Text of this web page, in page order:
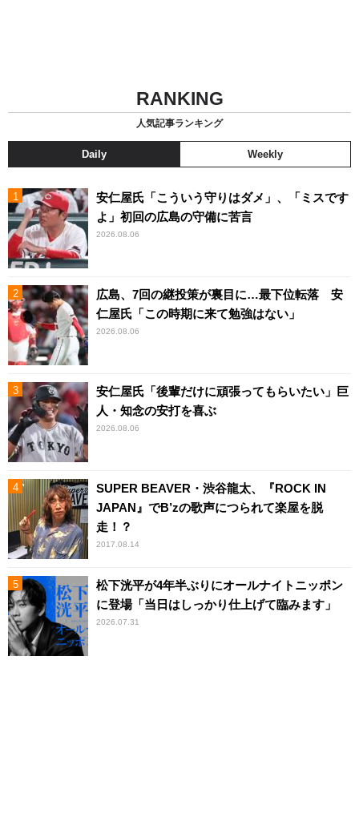
RANKING
人気記事ランキング
Daily Weekly
安仁屋氏「こういう守りはダメ」、「ミスです
よ」初回の広島の守備に苦言
2026.08.06
広島、7回の継投策が裏目に…最下位転落 安
仁屋氏「この時期に来て勉強はない」
2026.08.06
安仁屋氏「後輩だけに頑張ってもらいたい」巨
人・知念の安打を喜ぶ
2026.08.06
SUPER BEAVER・渋谷龍太、『ROCK IN
JAPAN』でB’zの歌声につられて楽屋を脱
走！？
2017.08.14
松下洸平が4年半ぶりにオールナイトニッポン
に登場「当日はしっかり仕上げて臨みます」
2026.07.31